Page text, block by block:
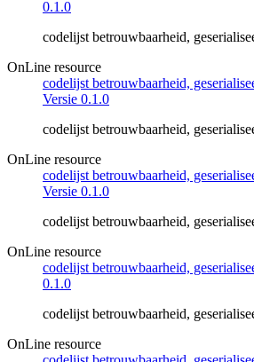
0.1.0
codelijst betrouwbaarheid,
OnLine resource
codelijst betrouwbaarheid,
Versie 0.1.0
codelijst betrouwbaarheid,
OnLine resource
codelijst betrouwbaarheid,
Versie 0.1.0
codelijst betrouwbaarheid,
OnLine resource
codelijst betrouwbaarheid,
0.1.0
codelijst betrouwbaarheid,
OnLine resource